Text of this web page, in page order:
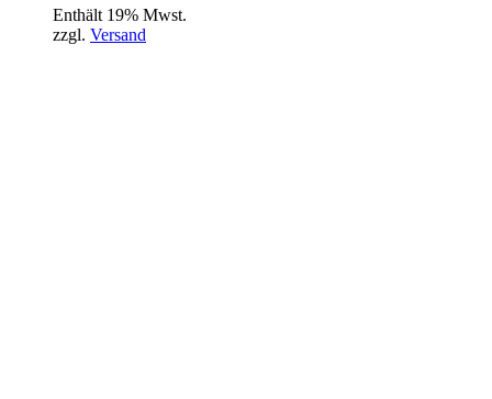
Enthält 19% Mwst.
zzgl. Versand